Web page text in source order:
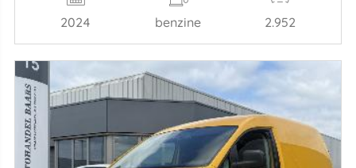
2024 benzine 2.952